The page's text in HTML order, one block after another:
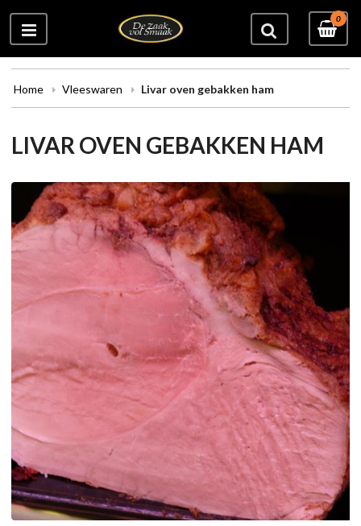
0
Home Vleeswaren Livar oven gebakken ham
LIVAR OVEN GEBAKKEN HAM